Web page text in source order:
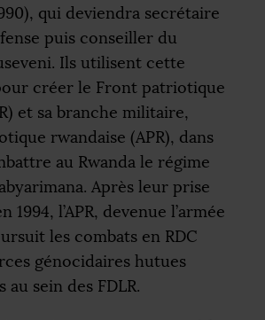
qui deviendra secrétaire
puis conseiller du
Ils utilisent cette
créer le Front patriotique
) et sa branche militaire,
rwandaise (APR), dans
au Rwanda le régime
Après leur prise
1994, l’APR, devenue l’armée
les combats en RDC
génocidaires hutues
au sein des FDLR.